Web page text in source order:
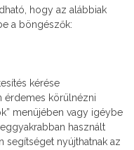
hogy az alábbiak
a böngészők:
kérése
érdemes körülnézni
menüjében vagy igéybe
használt
segítséget nyújthatnak az